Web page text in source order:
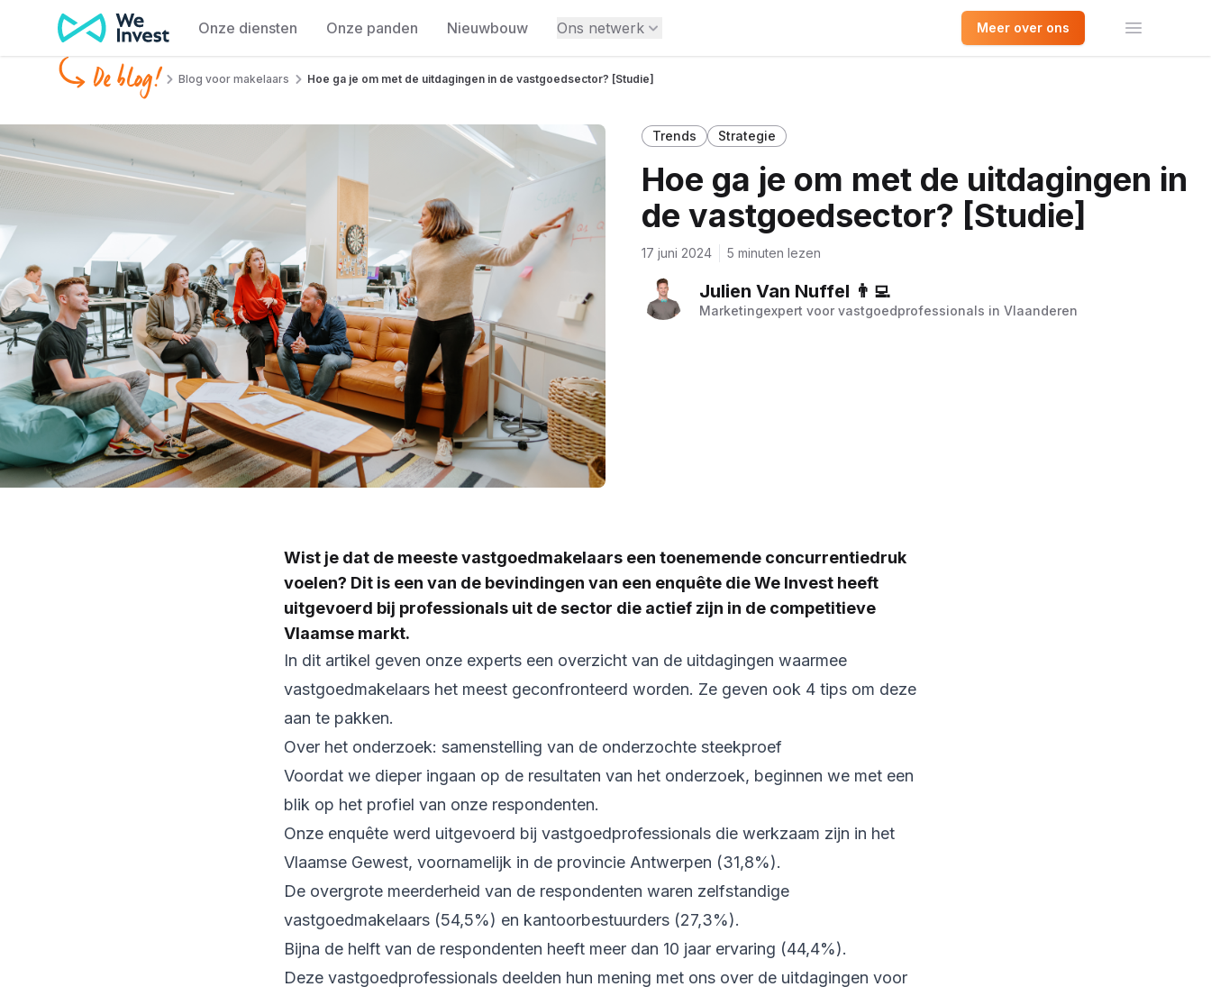
Ga naar de inhoud
Onze diensten
Onze panden Nieuwbouw Ons netwerk Meer over ons
Open het
De blog! Blog voor makelaars Hoe ga je om met de uitdagingen in de vastgoedsector? [Studie]
Trends Strategie
Hoe ga je om met de uitdagingen in
de vastgoedsector? [Studie]
17 juni 2024 5 minuten lezen
Julien Van Nuffel 👨‍💻
Marketingexpert voor vastgoedprofessionals in Vlaanderen
Wist je dat de meeste vastgoedmakelaars een toenemende concurrentiedruk
voelen? Dit is een van de bevindingen van een enquête die We Invest heeft
uitgevoerd bij professionals uit de sector die actief zijn in de competitieve
Vlaamse markt.
In dit artikel geven onze experts een overzicht van de uitdagingen waarmee
vastgoedmakelaars het meest geconfronteerd worden. Ze geven ook 4 tips om deze
aan te pakken.
Over het onderzoek: samenstelling van de onderzochte steekproef
Voordat we dieper ingaan op de resultaten van het onderzoek, beginnen we met een
blik op het profiel van onze respondenten.
Onze enquête werd uitgevoerd bij vastgoedprofessionals die werkzaam zijn in het
Vlaamse Gewest, voornamelijk in de provincie Antwerpen (31,8%).
De overgrote meerderheid van de respondenten waren zelfstandige
vastgoedmakelaars (54,5%) en kantoorbestuurders (27,3%).
Bijna de helft van de respondenten heeft meer dan 10 jaar ervaring (44,4%).
Deze vastgoedprofessionals deelden hun mening met ons over de uitdagingen voor